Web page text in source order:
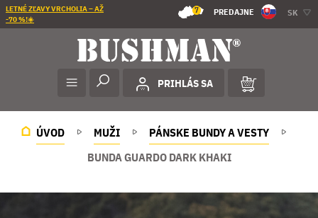
LETNÉ ZĽAVY VRCHOLIA – AŽ
-70 %!☀️
7 PREDAJNE SK
PRIHLÁS SA
ÚVOD MUŽI
PÁNSKE BUNDY A VESTY
BUNDA GUARDO DARK KHAKI